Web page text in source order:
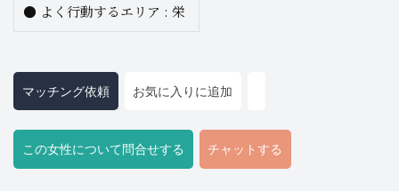
● よく行動するエリア : 栄
マッチング依頼 お気に入りに追加
この女性について問合せする チャットする